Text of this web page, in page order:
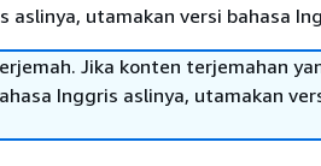
utamakan versi bahasa
Jika konten terjemahan
Inggris aslinya, utamakan